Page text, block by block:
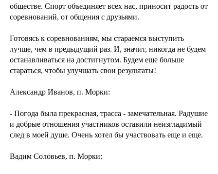
обществе. Спорт объединяет всех нас, приносит радость от
соревнований, от общения с друзьями.
Готовясь к соревнованиям, мы стараемся выступить
лучше, чем в предыдущий раз. И, значит, никогда не будем
останавливаться на достигнутом. Будем еще больше
стараться, чтобы улучшать свои результаты!
Александр Иванов, п. Морки:
- Погода была прекрасная, трасса - замечательная. Радушие
и добрые отношения участников оставили неизгладимый
след в моей душе. Очень хотел бы участвовать еще и еще.
Вадим Соловьев, п. Морки: